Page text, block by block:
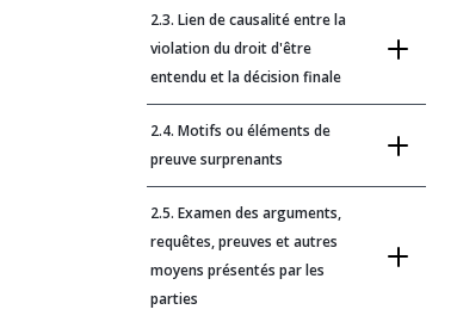
2.3. Lien de causalité entre la
violation du droit d'être
entendu et la décision finale
2.4. Motifs ou éléments de
preuve surprenants
2.5. Examen des arguments,
requêtes, preuves et autres
moyens présentés par les
parties